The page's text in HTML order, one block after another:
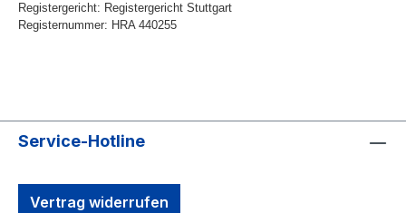
Registergericht: Registergericht Stuttgart
Registernummer: HRA 440255
Service-Hotline
Vertrag widerrufen